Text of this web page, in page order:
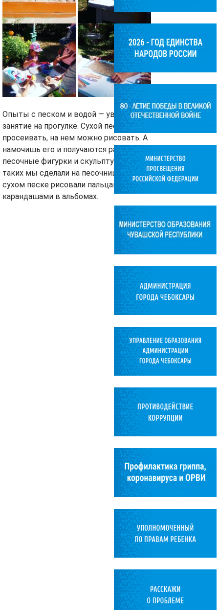
Опыты с песком и водой — увлекательное
занятие на прогулке. Сухой песок можно
просеивать, на нем можно рисовать. А
намочишь его и получаются различные
песочные фигурки и скульптуры. Много
таких мы сделали на песочнице. А на
сухом песке рисовали пальцами как
карандашами в альбомах.